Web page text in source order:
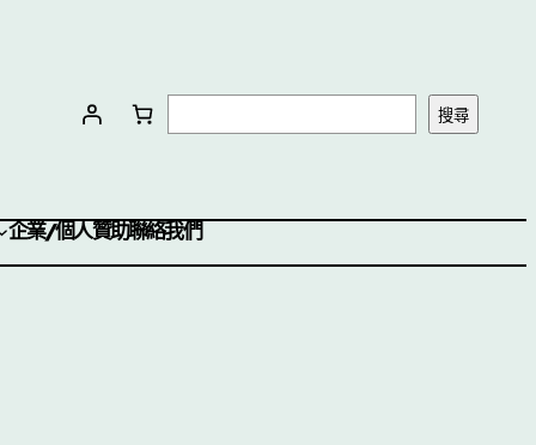
搜尋
企業/個人贊助聯絡我們